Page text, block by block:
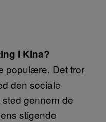
i Kina?
populære. Det tror
den sociale
gennem de
stigende